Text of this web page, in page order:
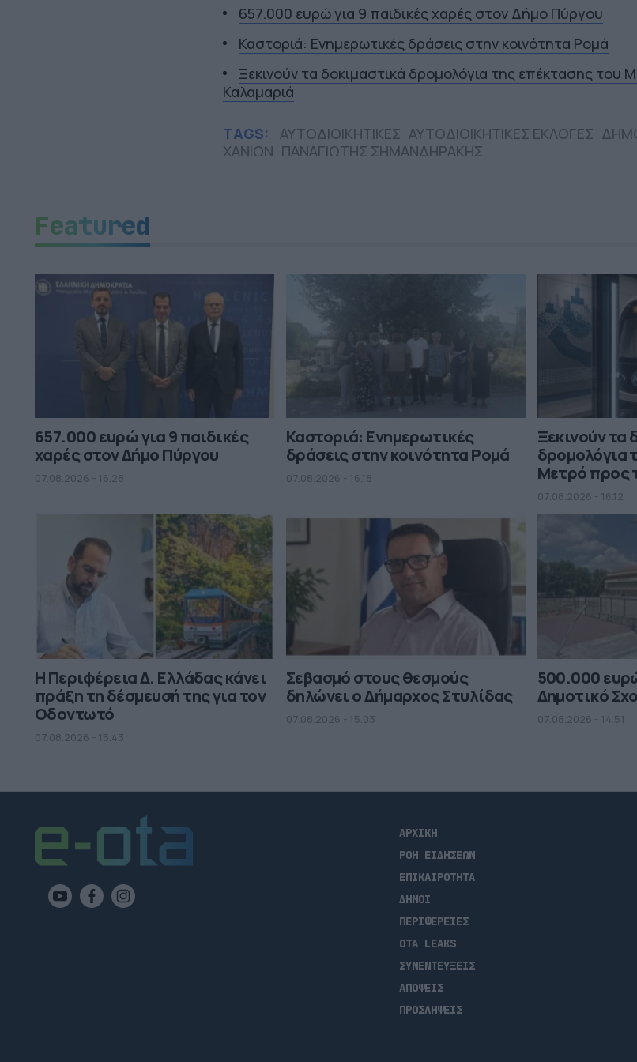
657.000 ευρώ για 9 παιδικές χαρές στον Δήμο Πύργου
Καστοριά: Ενημερωτικές δράσεις στην κοινότητα Ρομά
Ξεκινούν τα δοκιμαστικά δρομολόγια της επέκτασης του
Καλαμαριά
TAGS: ΑΥΤΟΔΙΟΙΚΗΤΙΚΕΣ ΑΥΤΟΔΙΟΙΚΗΤΙΚΕΣ ΕΚΛΟΓΕΣ
ΧΑΝΙΩΝ ΠΑΝΑΓΙΩΤΗΣ ΣΗΜΑΝΔΗΡΑΚΗΣ
Featured
657.000 ευρώ για 9 παιδικές
χαρές στον Δήμο Πύργου
07.08.2026 - 16.28
Καστοριά: Ενημερωτικές
δράσεις στην κοινότητα Ρομά
07.08.2026 - 16.18
Ξεκινούν τα
δρομολόγια
Μετρό προς
07.08.2026 - 16.12
Η Περιφέρεια Δ. Ελλάδας κάνει
πράξη τη δέσμευσή της για τον
Οδοντωτό
07.08.2026 - 15.43
Σεβασμό στους θεσμούς
δηλώνει ο Δήμαρχος Στυλίδας
07.08.2026 - 15.03
500.000
Δημοτικό
07.08.2026 - 14.51
ΑΡΧΙΚΗ
ΡΟΗ ΕΙΔΗΣΕΩΝ
ΕΠΙΚΑΙΡΟΤΗΤΑ
ΔΗΜΟΙ
ΠΕΡΙΦΕΡΕΙΕΣ
OTA LEAKS
ΣΥΝΕΝΤΕΥΞΕΙΣ
ΑΠΟΨΕΙΣ
ΠΡΟΣΛΗΨΕΙΣ